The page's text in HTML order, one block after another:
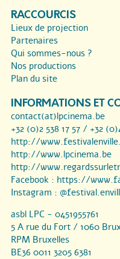
RACCOURCIS
Lieux de projection
Partenaires
Qui sommes-nous ?
Nos productions
Plan du site
INFORMATIONS ET
contact(at)lpcinema.be
+32 (0)2 538 17 57 / +32
http://
http://www.lpcinema.be
http://
Facebook : https://
Instagram :
asbl LPC - 0451955761
5 A rue du Fort / 1060
RPM Bruxelles
BE36 0011 3205 6381